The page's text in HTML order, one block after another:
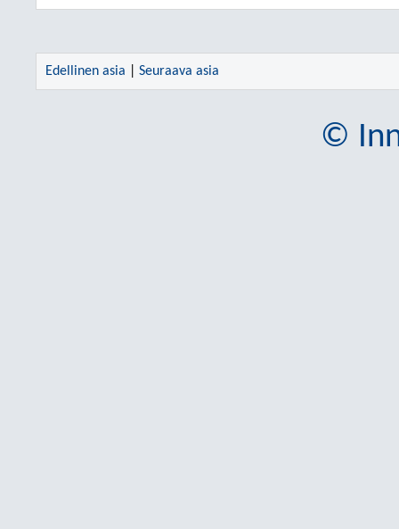
Edellinen asia Seuraava asia
©